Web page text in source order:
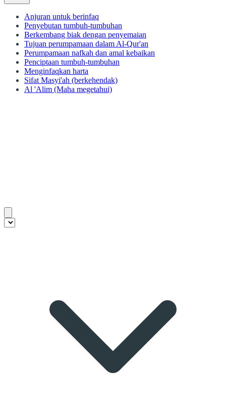
Anjuran untuk berinfaq
Penyebutan tumbuh-tumbuhan
Berkembang biak dengan penyemaian
Tujuan perumpamaan dalam Al-Qur'an
Perumpamaan nafkah dan amal kebaikan
Penciptaan tumbuh-tumbuhan
Menginfaqkan harta
Sifat Masyi'ah (berkehendak)
Al 'Alim (Maha megetahui)